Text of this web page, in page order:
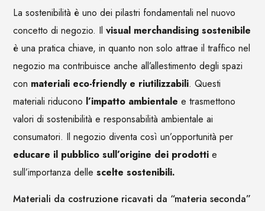
La sostenibilità è uno dei pilastri fondamentali nel nuovo
concetto di negozio. Ilvisual merchandising sostenibile
è una pratica chiave, in quanto non solo attrae il traffico nel
negozio ma contribuisce anche all’allestimento degli spazi
con materiali eco-friendly e riutilizzabili. Questi
materiali riducono l’impatto ambientale e trasmettono
valori di sostenibilità e responsabilità ambientale ai
consumatori. Il negozio diventa così un’opportunità per
educare il pubblico sull’origine dei prodotti e
sull’importanza dellescelte sostenibili.
Materiali da costruzione ricavati da “materia seconda”